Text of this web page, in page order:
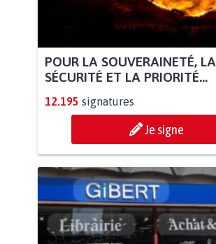
POUR LA SOUVERAINETÉ, LA
SÉCURITÉ ET LA PRIORITÉ...
12.195 signatures
Je signe